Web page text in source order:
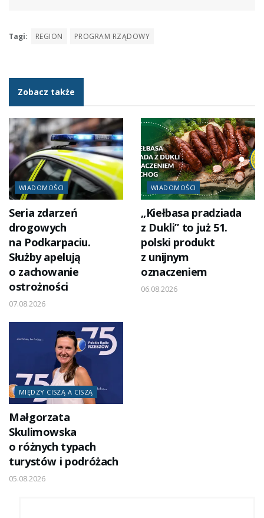
Tagi: REGION PROGRAM RZĄDOWY
Zobacz także
WIADOMOŚCI
Seria zdarzeń
drogowych
na Podkarpaciu.
Służby apelują
o zachowanie
ostrożności
07.08.2026
WIADOMOŚCI
„Kiełbasa pradziada
z Dukli” to już 51.
polski produkt
z unijnym
oznaczeniem
06.08.2026
MIĘDZY CISZĄ A CISZĄ
Małgorzata
Skulimowska
o różnych typach
turystów i podróżach
05.08.2026